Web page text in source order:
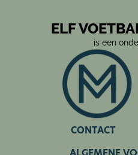
Brabant. En dat is te zien op
de bank zitten, dus werk ik
Alcohol in het spel
Je hebt slagroom en
chips en... voetbal en bier.
favoriete drankje van hele
een haast natuurlijke
inhaken. Toegegeven, de
ELF
is een
CONTACT